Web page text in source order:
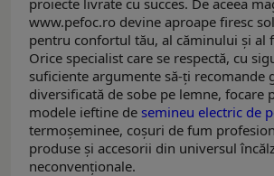
www.pefoc.ro devine aproape firesc
pentru confortul tău, al căminului și al
Orice specialist care se respectă, cu
suficiente argumente să-ți recomande
diversificată de sobe pe lemne, focare
modele ieftine de semineu electric de
termoșeminee, coșuri de fum
produse și accesorii din universul
neconvenționale.